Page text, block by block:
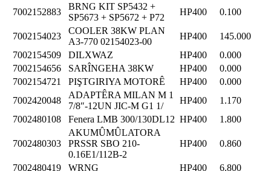
7002152883
BRNG KIT SP5432 +
SP5673 + SP5672 + P72
HP400 0.100
7002154023
COOLER 38KW PLAN
A3-770 02154023-00
HP400
145.000
7002154509
DILXWAZ HP400
0.000
7002154656
SARÎNGEHA 38KW HP400
0.000
7002154721
PIŞTGIRIYA MOTORÊ HP400
0.000
7002420048
ADAPTÊRA MILAN M 1
7/8″-12UN JIC-M G1 1/
HP400
1.170
7002480108
Fenera LMB 300/130DL12 HP400 1.800
7002480303
AKUMÛMÛLATORA
PRSSR SBO 210-
0.16E1/112B-2
HP400 0.860
7002480419 WRNG HP400 6.800